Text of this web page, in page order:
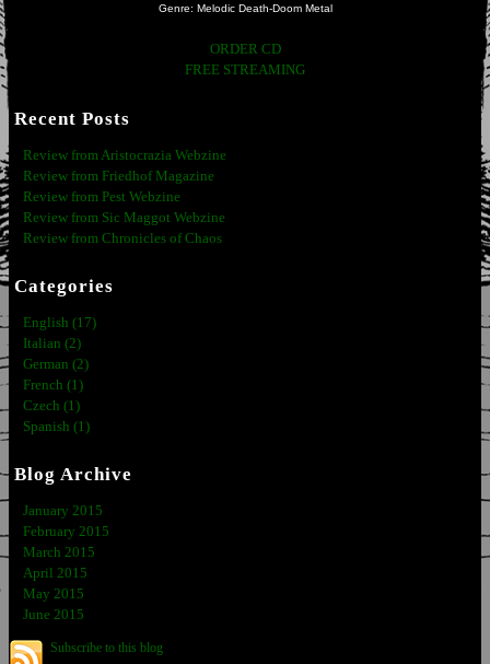
Genre: Melodic Death-Doom Metal
ORDER CD
FREE STREAMING
Recent Posts
Review from Aristocrazia Webzine
Review from Friedhof Magazine
Review from Pest Webzine
Review from Sic Maggot Webzine
Review from Chronicles of Chaos
Categories
English (17)
Italian (2)
German (2)
French (1)
Czech (1)
Spanish (1)
Blog Archive
January 2015
February 2015
March 2015
April 2015
May 2015
June 2015
Subscribe to this blog